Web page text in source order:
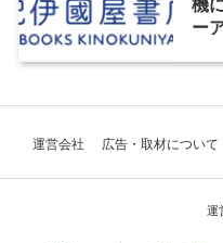
機
ー
運営会社 広告・取材について
運